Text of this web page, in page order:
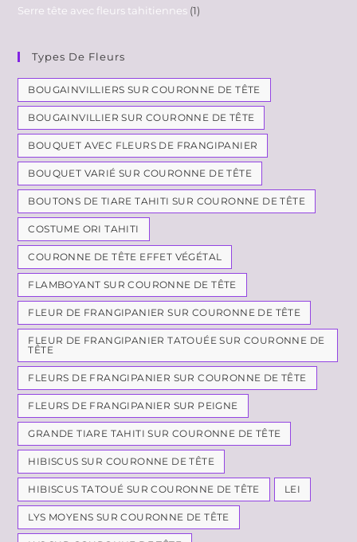
Serre tête avec fleurs tahitiennes 1
Types De Fleurs
BOUGAINVILLIERS SUR COURONNE DE TÊTE
BOUGAINVILLIER SUR COURONNE DE TÊTE
BOUQUET AVEC FLEURS DE FRANGIPANIER
BOUQUET VARIÉ SUR COURONNE DE TÊTE
BOUTONS DE TIARE TAHITI SUR COURONNE DE TÊTE
COSTUME ORI TAHITI
COURONNE DE TÊTE EFFET VÉGÉTAL
FLAMBOYANT SUR COURONNE DE TÊTE
FLEUR DE FRANGIPANIER SUR COURONNE DE TÊTE
FLEUR DE FRANGIPANIER TATOUÉE SUR COURONNE DE
TÊTE
FLEURS DE FRANGIPANIER SUR COURONNE DE TÊTE
FLEURS DE FRANGIPANIER SUR PEIGNE
GRANDE TIARE TAHITI SUR COURONNE DE TÊTE
HIBISCUS SUR COURONNE DE TÊTE
HIBISCUS TATOUÉ SUR COURONNE DE TÊTE LEI
LYS MOYENS SUR COURONNE DE TÊTE